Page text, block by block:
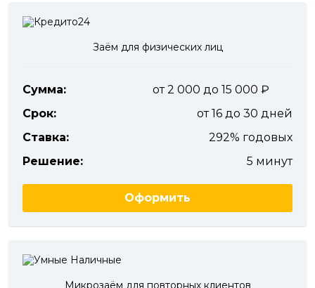
Заём для физических лиц
Сумма:
от 2 000 до 15 000
Срок:
от 16 до 30 дней
Ставка:
292% годовых
Решение:
5 минут
Оформить
Микрозаём для повторных клиентов